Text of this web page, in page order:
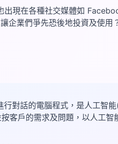
出現在各種社交媒體如
企業們爭先恐後地投資及使用
對話的電腦程式，是人工智能
客戶的需求及問題，以人工智